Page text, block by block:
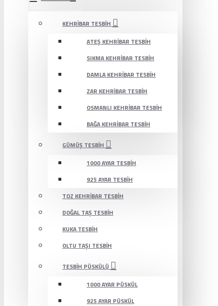
KEHRIBAR TESBIH
ATEŞ KEHRIBAR TESBIH
SIKMA KEHRIBAR TESBIH
DAMLA KEHRIBAR TESBIH
ZAR KEHRIBAR TESBIH
OSMANLI KEHRIBAR TESBIH
BAĞA KEHRIBAR TESBIH
GÜMÜŞ TESBIH
1000 AYAR TESBIH
925 AYAR TESBIH
TOZ KEHRIBAR TESBIH
DOĞAL TAŞ TESBIH
KUKA TESBIH
OLTU TAŞI TESBIH
TESBIH PÜSKÜLÜ
1000 AYAR PÜSKÜL
925 AYAR PÜSKÜL